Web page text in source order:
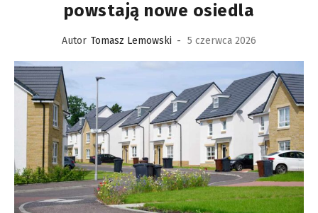
powstają nowe osiedla
Autor Tomasz Lemowski - 5 czerwca 2026